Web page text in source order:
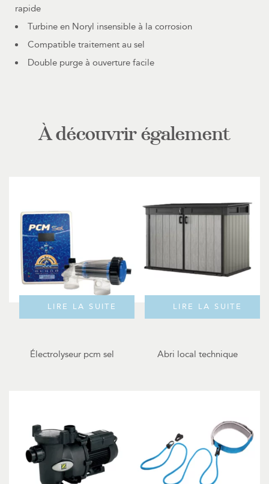
rapide
Turbine en Noryl insensible à la corrosion
Compatible traitement au sel
Double purge à ouverture facile
À découvrir également
LIRE LA SUITE
Électrolyseur pcm sel
LIRE LA SUITE
Abri local technique